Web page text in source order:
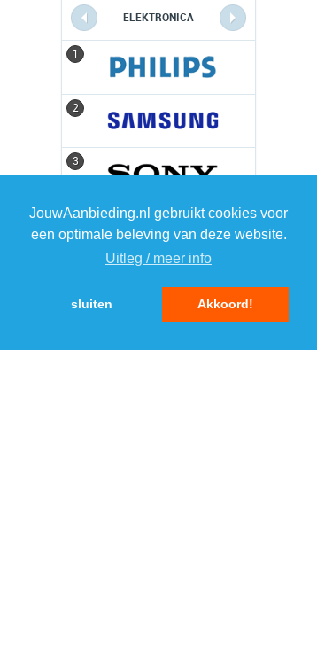
JouwAanbieding.nl gebruikt cookies voor
een optimale beleving van deze website.
Uitleg / meer info
sluiten Akkoord!
ELEKTRONICA
1
2
3
4 4